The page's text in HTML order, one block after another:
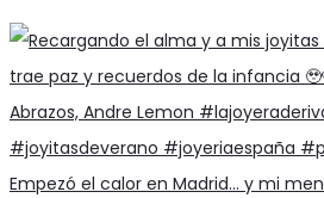
Empezó el calor en Madrid… y mi